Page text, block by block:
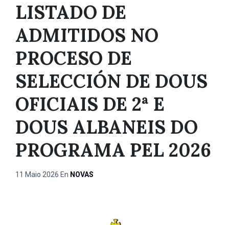
LISTADO DE
ADMITIDOS NO
PROCESO DE
SELECCIÓN DE DOUS
OFICIAIS DE 2ª E
DOUS ALBANEIS DO
PROGRAMA PEL 2026
11 Maio 2026 En NOVAS